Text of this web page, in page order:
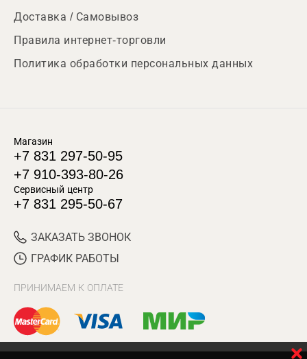
Доставка / Самовывоз
Правила интернет-торговли
Политика обработки персональных данных
Магазин
+7 831 297-50-95
+7 910-393-80-26
Сервисный центр
+7 831 295-50-67
ЗАКАЗАТЬ ЗВОНОК
ГРАФИК РАБОТЫ
ПРИНИМАЕМ К ОПЛАТЕ